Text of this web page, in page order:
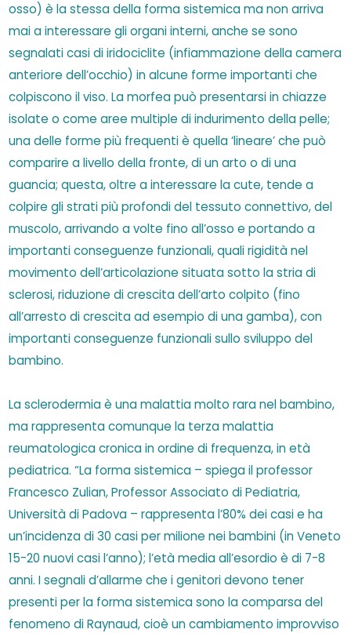
osso) è la stessa della forma sistemica ma non arriva
mai a interessare gli organi interni, anche se sono
segnalati casi di iridociclite (infiammazione della camera
anteriore dell’occhio) in alcune forme importanti che
colpiscono il viso. La morfea può presentarsi in chiazze
isolate o come aree multiple di indurimento della pelle;
una delle forme più frequenti è quella ‘lineare’ che può
comparire a livello della fronte, di un arto o di una
guancia; questa, oltre a interessare la cute, tende a
colpire gli strati più profondi del tessuto connettivo, del
muscolo, arrivando a volte fino all’osso e portando a
importanti conseguenze funzionali, quali rigidità nel
movimento dell’articolazione situata sotto la stria di
sclerosi, riduzione di crescita dell’arto colpito (fino
all’arresto di crescita ad esempio di una gamba), con
importanti conseguenze funzionali sullo sviluppo del
bambino.
La sclerodermia è una malattia molto rara nel bambino,
ma rappresenta comunque la terza malattia
reumatologica cronica in ordine di frequenza, in età
pediatrica. “La forma sistemica – spiega il professor
Francesco Zulian, Professor Associato di Pediatria,
Università di Padova – rappresenta l’80% dei casi e ha
un’incidenza di 30 casi per milione nei bambini (in Veneto
15-20 nuovi casi l’anno); l’età media all’esordio è di 7-8
anni. I segnali d’allarme che i genitori devono tener
presenti per la forma sistemica sono la comparsa del
fenomeno di Raynaud, cioè un cambiamento improvviso